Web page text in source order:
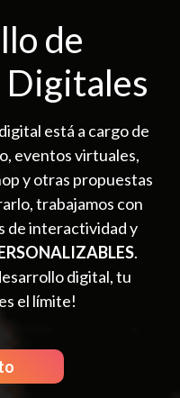
de
Digitales
está a cargo de
eventos virtuales,
y otras propuestas
trabajamos con
de interactividad y
.
digital, tu
es el límite!